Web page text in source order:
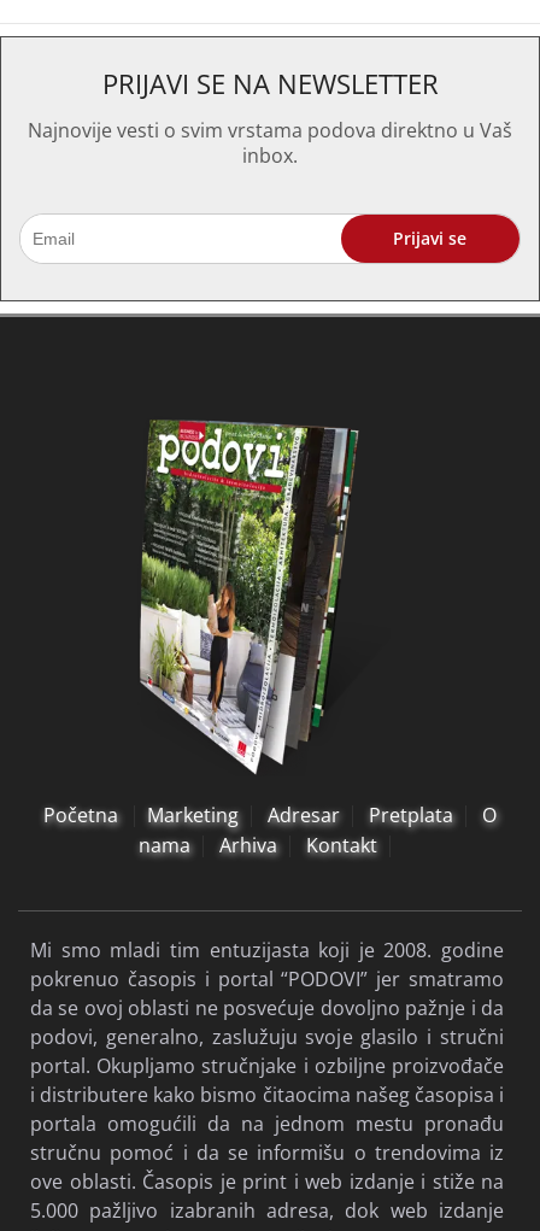
PRIJAVI SE NA NEWSLETTER
Najnovije vesti o svim vrstama podova direktno u Vaš
inbox.
Početna Marketing Adresar Pretplata
O
nama
Arhiva Kontakt
Mi smo mladi tim entuzijasta koji je 2008. godine
pokrenuo časopis i portal “PODOVI” jer smatramo
da se ovoj oblasti ne posvećuje dovoljno pažnje i da
podovi, generalno, zaslužuju svoje glasilo i stručni
portal. Okupljamo stručnjake i ozbiljne proizvođače
i distributere kako bismo čitaocima našeg časopisa i
portala omogućili da na jednom mestu pronađu
stručnu pomoć i da se informišu o trendovima iz
ove oblasti. Časopis je print i web izdanje i stiže na
5.000 pažljivo izabranih adresa, dok web izdanje